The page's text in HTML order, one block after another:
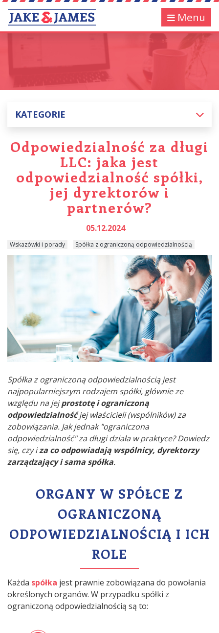
Menu
KATEGORIE
Odpowiedzialność za długi
LLC: jaka jest
odpowiedzialność spółki,
jej dyrektorów i
partnerów?
05.12.2024
Wskazówki i porady Spółka z ograniczoną odpowiedzialnością
Spółka z ograniczoną odpowiedzialnością jest
najpopularniejszym rodzajem spółki, głównie ze
względu na jejprostotę i ograniczoną
odpowiedzialnośćjej właścicieli (wspólników) za
zobowiązania. Jak jednak "ograniczona
odpowiedzialność" za długi działa w praktyce? Dowiedz
się, czy iza co odpowiadają wspólnicy, dyrektorzy
zarządzający i sama spółka.
ORGANY W SPÓŁCE Z
OGRANICZONĄ
ODPOWIEDZIALNOŚCIĄ I ICH
ROLE
Każda spółka jest prawnie zobowiązana do powołania
określonych organów. W przypadku spółki z
ograniczoną odpowiedzialnością są to: